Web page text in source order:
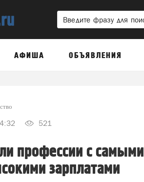
АФИША ОБЪЯВЛЕНИЯ
521
профессии с самыми
зарплатами